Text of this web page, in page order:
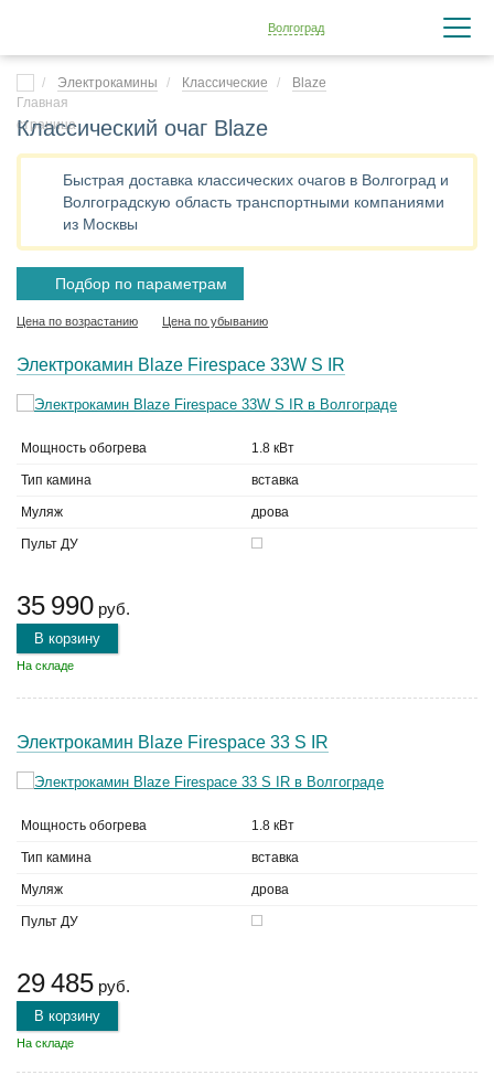
Волгоград
Электрокамины Классические Blaze
Классический очаг Blaze
Быстрая доставка классических очагов в Волгоград и
Волгоградскую область транспортными компаниями
из Москвы
Подбор по параметрам
Цена по возрастанию Цена по убыванию
Электрокамин Blaze Firespace 33W S IR
Мощность обогрева 1.8 кВт
Тип камина вставка
Муляж дрова
Пульт ДУ
35 990 руб.
В корзину
На складе
Электрокамин Blaze Firespace 33 S IR
Мощность обогрева 1.8 кВт
Тип камина вставка
Муляж дрова
Пульт ДУ
29 485 руб.
В корзину
На складе